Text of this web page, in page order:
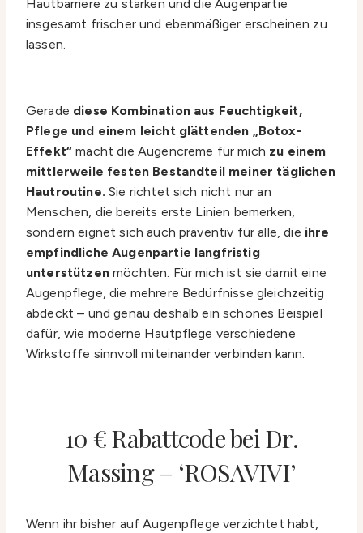
Hautbarriere zu stärken und die Augenpartie
insgesamt frischer und ebenmäßiger erscheinen zu
lassen.
Gerade diese Kombination aus Feuchtigkeit,
Pflege und einem leicht glättenden „Botox-
Effekt“ macht die Augencreme für mich zu einem
mittlerweile festen Bestandteil meiner täglichen
Hautroutine. Sie richtet sich nicht nur an
Menschen, die bereits erste Linien bemerken,
sondern eignet sich auch präventiv für alle, die ihre
empfindliche Augenpartie langfristig
unterstützenmöchten. Für mich ist sie damit eine
Augenpflege, die mehrere Bedürfnisse gleichzeitig
abdeckt – und genau deshalb ein schönes Beispiel
dafür, wie moderne Hautpflege verschiedene
Wirkstoffe sinnvoll miteinander verbinden kann.
10 € Rabattcode bei Dr.
Massing – ‘ROSAVIVI’
Wenn ihr bisher auf Augenpflege verzichtet habt,